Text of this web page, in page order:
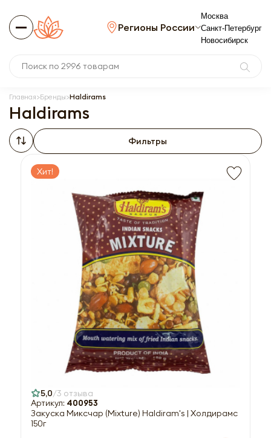
Регионы России
Москва
Санкт-Петербург
Новосибирск
Главная Бренды Haldirams
Haldirams
Фильтры
Хит!
5,0 3 отзыва
Артикул: 400953
Закуска Миксчар (Mixture) Haldiram's | Холдирамс
150г